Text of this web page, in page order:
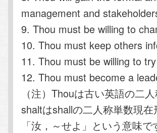
management and
9. Thou must be willing to
10. Thou must keep others
11. Thou must be willing to
12. Thou must become a
（注）Thouは古い英語の二
shaltはshallの二人称単数現
「汝，～せよ」という意味で